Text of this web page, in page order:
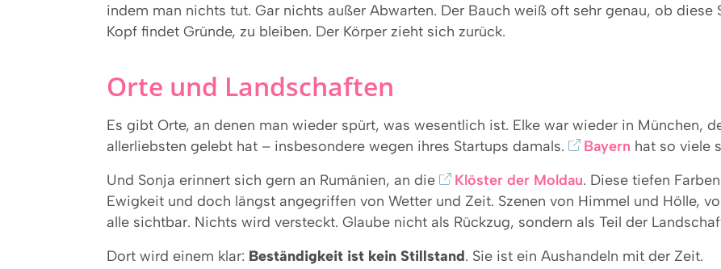
indem man nichts tut. Gar nichts außer Abwarten. Der Bauch weiß oft sehr genau, ob diese
Kopf findet Gründe, zu bleiben. Der Körper zieht sich zurück.
Orte und Landschaften
Es gibt Orte, an denen man wieder spürt, was wesentlich ist. Elke war wieder in München,
allerliebsten gelebt hat – insbesondere wegen ihres Startups damals.
Bayern hat so viele
Und Sonja erinnert sich gern an Rumänien, an die
Klöster der Moldau. Diese tiefen
Ewigkeit und doch längst angegriffen von Wetter und Zeit. Szenen von Himmel und Hölle,
alle sichtbar. Nichts wird versteckt. Glaube nicht als Rückzug, sondern als Teil der
Dort wird einem klar: Beständigkeit ist kein Stillstand. Sie ist ein Aushandeln mit der Zeit.